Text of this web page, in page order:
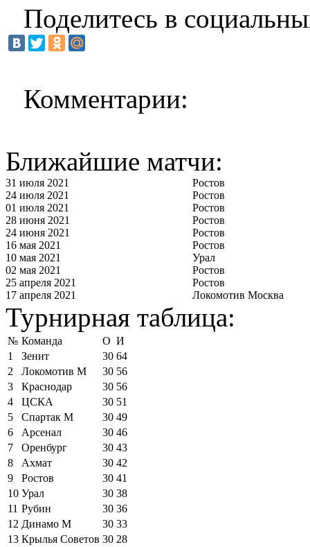
Поделитесь в
Комментарии:
Ближайшие матчи:
31 июля 2021
Ростов
24 июля 2021
Ростов
01 июля 2021
Ростов
28 июня 2021
Ростов
24 июня 2021
Ростов
16 мая 2021
Ростов
10 мая 2021
Урал
02 мая 2021
Ростов
25 апреля 2021
Ростов
17 апреля 2021
Локомотив Москва
Турнирная таблица:
№ Команда О И
1
Зенит 30 64
2
Локомотив М 30 56
3
Краснодар 30 56
4
ЦСКА 30 51
5
Спартак М 30 49
6
Арсенал 30 46
7
Оренбург 30 43
8
Ахмат 30 42
9
Ростов 30 41
10 Урал 30 38
11 Рубин 30 36
12 Динамо М 30 33
13 Крылья Советов 30 28